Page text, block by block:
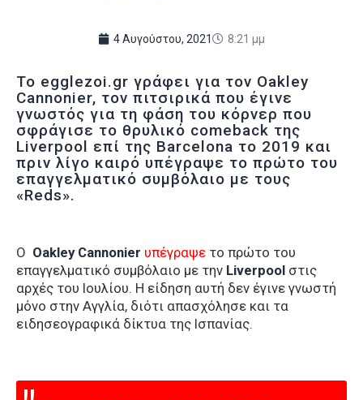
4 Αυγούστου, 2021 8:21 μμ
Το egglezoi.gr γράφει για τον Oakley
Cannonier, τον πιτσιρικά που έγινε
γνωστός για τη φάση του κόρνερ που
σφράγισε το θρυλικό comeback της
Liverpool επί της Barcelona το 2019 και
πριν λίγο καιρό υπέγραψε το πρώτο του
επαγγελματικό συμβόλαιο με τους
«Reds».
Ο Oakley Cannonier υπέγραψε το πρώτο του
επαγγελματικό συμβόλαιο με την Liverpool στις
αρχές του Ιουλίου. Η είδηση αυτή δεν έγινε γνωστή
μόνο στην Αγγλία, διότι απασχόλησε και τα
ειδησεογραφικά δίκτυα της Ισπανίας.